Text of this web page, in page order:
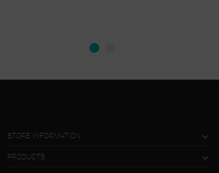
STORE INFORMATION 
PRODUCTS 